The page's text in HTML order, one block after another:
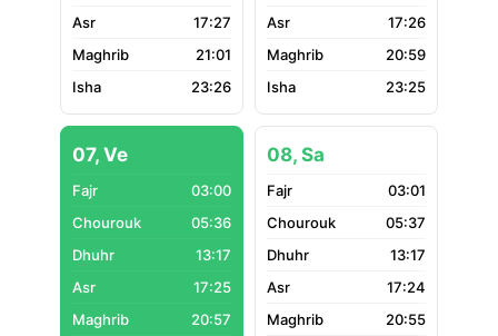
17:27
21:01
23:26
17:26
20:59
23:25
07, Ve
03:00
05:36
13:17
17:25
20:57
08, Sa
03:01
05:37
13:17
17:24
20:55